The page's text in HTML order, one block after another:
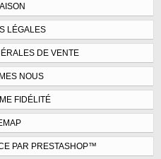
LÉGALES
DE VENTE
NOUS
FIDÉLITÉ
PAR PRESTASHOP™